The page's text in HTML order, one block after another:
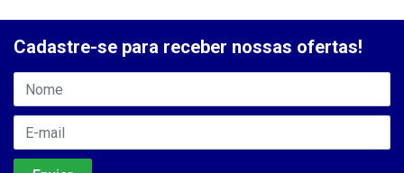
Cadastre-se para receber nossas ofertas!